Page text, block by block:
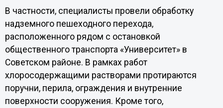
В частности, специалисты провели обработку
надземного пешеходного перехода,
расположенного рядом с остановкой
общественного транспорта «Университет» в
Советском районе. В рамках работ
хлоросодержащими растворами протираются
поручни, перила, ограждения и внутренние
поверхности сооружения. Кроме того,